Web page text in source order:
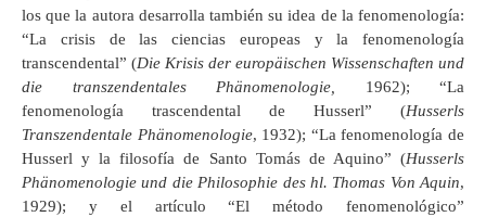
los que la autora desarrolla también su idea de la fenomenología:
“La crisis de las ciencias europeas y la fenomenología
transcendental” (Die Krisis der europäischen Wissenschaften und
die transzendentales Phänomenologie, 1962); “La
fenomenología trascendental de Husserl” (Husserls
Transzendentale Phänomenologie, 1932); “La fenomenología de
Husserl y la filosofía de Santo Tomás de Aquino” (Husserls
Phänomenologie und die Philosophie des hl. Thomas Von Aquin,
1929); y el artículo “El método fenomenológico”